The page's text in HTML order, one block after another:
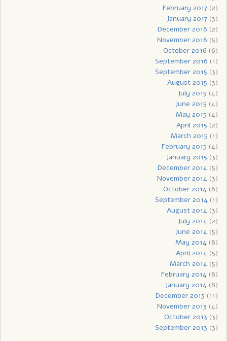
February 2017(2)
January 2017(3)
December 2016 (2)
November 2016 (5)
October 2016 (6)
September 2016 (1)
September 2015 (3)
August 2015 (3)
July 2015 (4)
June 2015 (4)
May 2015 (4)
April 2015 (2)
March 2015 (1)
February 2015 (4)
January 2015 (3)
December 2014(5)
November 2014(3)
October 2014(6)
September 2014(1)
August 2014(3)
July 2014(2)
June 2014(5)
May 2014(8)
April 2014(5)
March 2014(5)
February 2014(8)
January 2014(8)
December 2013 (11)
November 2013 (4)
October 2013 (3)
September 2013 (3)